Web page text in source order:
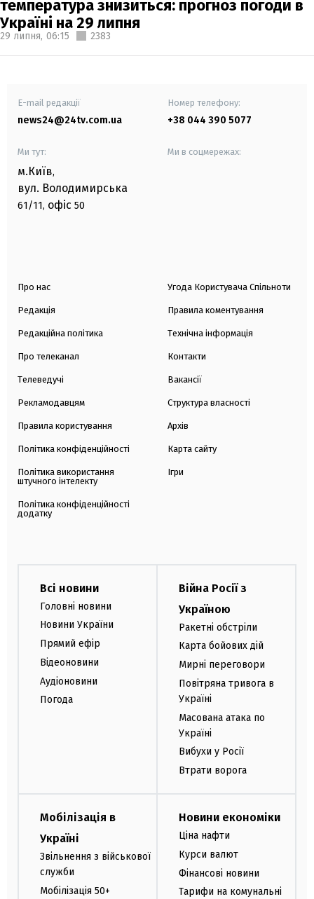
температура знизиться: прогноз погоди в
Україні на 29 липня
29 липня, 06:15 2383
E-mail редакції
news24@24tv.com.ua
Номер телефону:
+38 044 390 5077
Ми тут:
м.Київ,
вул. Володимирська
61/11, офіс 50
Ми в соцмережах:
Про нас
Редакція
Редакційна політика
Про телеканал
Телеведучі
Рекламодавцям
Правила користування
Політика конфіденційності
Політика використання
штучного інтелекту
Політика конфіденційності
додатку
Угода Користувача Спільноти
Правила коментування
Технічна інформація
Контакти
Вакансії
Структура власності
Архів
Карта сайту
Ігри
Всі новини
Головні новини
Новини України
Прямий ефір
Відеоновини
Аудіоновини
Погода
Війна Росії з
Україною
Ракетні обстріли
Карта бойових дій
Мирні переговори
Повітряна тривога в
Україні
Масована атака по
Україні
Вибухи у Росії
Втрати ворога
Мобілізація в
Україні
Звільнення з військової
служби
Мобілізація 50+
Новини економіки
Ціна нафти
Курси валют
Фінансові новини
Тарифи на комунальні